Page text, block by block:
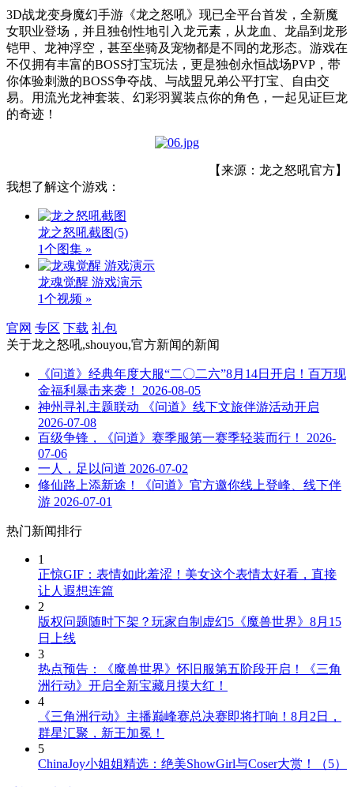
3D战龙变身魔幻手游《龙之怒吼》现已全平台首发，全新魔
女职业登场，并且独创性地引入龙元素，从龙血、龙晶到龙形
铠甲、龙神浮空，甚至坐骑及宠物都是不同的龙形态。游戏在
不仅拥有丰富的BOSS打宝玩法，更是独创永恒战场PVP ，带
你体验刺激的BOSS争夺战、与战盟兄弟公平打宝、自由交
易。用流光龙神套装、幻彩羽翼装点你的角色，一起见证巨龙
的奇迹！
【来源：龙之怒吼官方】
我想了解这个游戏：
龙之怒吼截图(5)
1个图集 »
龙魂觉醒 游戏演示
1个视频 »
官网 专区 下载 礼包
关于龙之怒吼,shouyou,官方新闻的新闻
《问道》经典年度大服“二〇二六”8月14日开启！百万现
金福利暴击来袭！
2026-08-05
神州寻礼主题联动 《问道》线下文旅伴游活动开启
2026-07-08
百级争锋，《问道》赛季服第一赛季轻装而行！
2026-
07-06
一人，足以问道 2026-07-02
修仙路上添新途！《问道》官方邀你线上登峰、线下伴
游 2026-07-01
热门新闻排行
1
正惊GIF：表情如此羞涩！美女这个表情太好看，直接
让人遐想连篇
2
版权问题随时下架？玩家自制虚幻5《魔兽世界》8月15
日上线
3
热点预告：《魔兽世界》怀旧服第五阶段开启！《三角
洲行动》开启全新宝藏月摸大红！
4
《三角洲行动》主播巅峰赛总决赛即将打响！8月2日，
群星汇聚，新王加冕！
5
ChinaJoy小姐姐精选：绝美ShowGirl与Coser大赏！（5）